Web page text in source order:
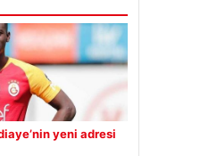
yeni adresi